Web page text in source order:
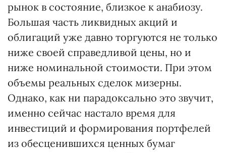
рынок в состояние, близкое к анабиозу.
Большая часть ликвидных акций и
облигаций уже давно торгуются не только
ниже своей справедливой цены, но и
ниже номинальной стоимости. При этом
объемы реальных сделок мизерны.
Однако, как ни парадоксально это звучит,
именно сейчас настало время для
инвестиций и формирования портфелей
из обесценившихся ценных бумаг